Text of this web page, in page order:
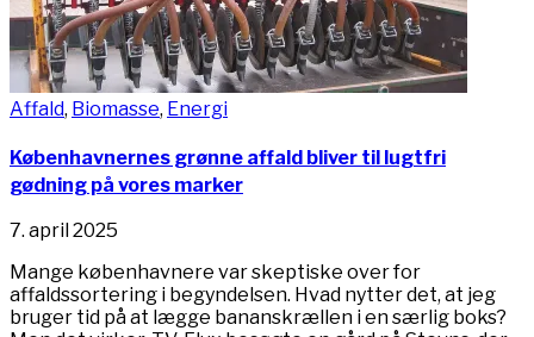
Affald, Biomasse, Energi
Københavnernes grønne affald bliver til lugtfri
gødning på vores marker
7. april 2025
Mange københavnere var skeptiske over for
affaldssortering i begyndelsen. Hvad nytter det, at jeg
bruger tid på at lægge bananskrællen i en særlig boks?